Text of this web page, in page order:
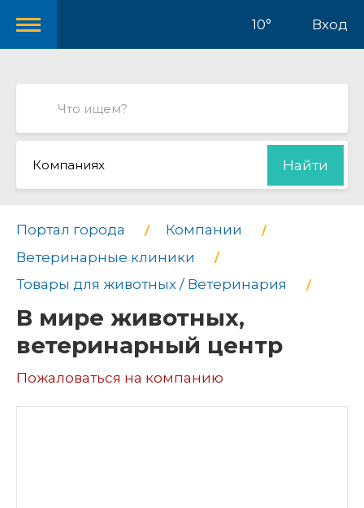
10° Вход
Компаниях Найти
Портал города
Компании
Ветеринарные клиники
Товары для животных / Ветеринария
В мире животных,
ветеринарный центр
Пожаловаться на компанию